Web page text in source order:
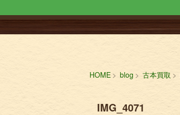
HOME blog 古本買取
IMG_4071